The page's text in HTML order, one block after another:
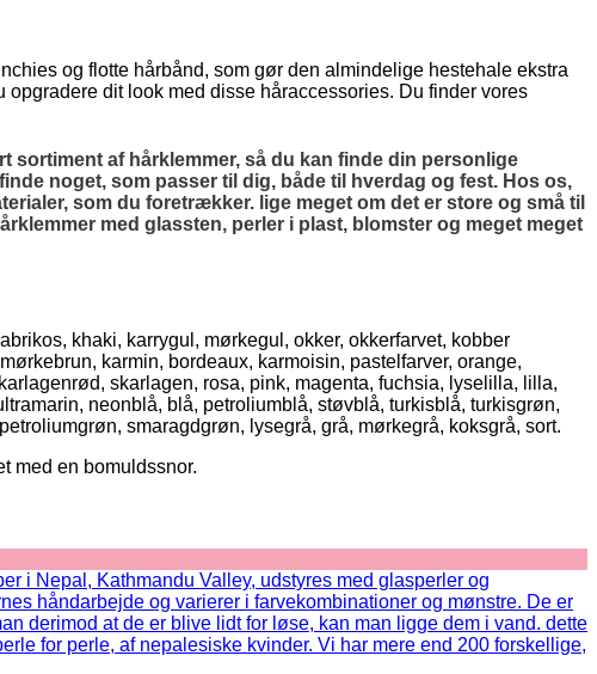
og flotte hårbånd, som gør den almindelige hestehale ekstra
dit look med disse håraccessories. Du finder vores
sortiment af hårklemmer, så du kan finde din personlige
noget, som passer til dig, både til hverdag og fest. Hos os,
som du foretrækker. lige meget om det er store og små til
med glassten, perler i plast, blomster og meget meget
khaki, karrygul, mørkegul, okker, okkerfarvet, kobber
karmin, bordeaux, karmoisin, pastelfarver, orange,
skarlagen, rosa, pink, magenta, fuchsia, lyselilla, lilla,
neonblå, blå, petroliumblå, støvblå, turkisblå, turkisgrøn,
smaragdgrøn, lysegrå, grå, mørkegrå, koksgrå, sort.
med en bomuldssnor.